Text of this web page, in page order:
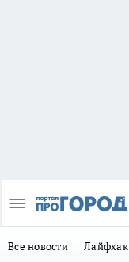
Все новости Лайфхак